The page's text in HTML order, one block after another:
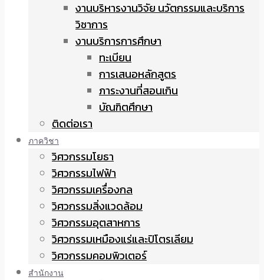
งานบริหารงานวิจัย นวัตกรรมและบริการ
วิชาการ
งานบริการการศึกษา
ทะเบียน
การเสนอหลักสูตร
ภาระงานที่สอนเกิน
บัณฑิตศึกษา
ติดต่อเรา
ภาควิชา
วิศวกรรมโยธา
วิศวกรรมไฟฟ้า
วิศวกรรมเครื่องกล
วิศวกรรมสิ่งแวดล้อม
วิศวกรรมอุตสาหการ
วิศวกรรมเหมืองแร่และปิโตรเลียม
วิศวกรรมคอมพิวเตอร์
สำนักงาน